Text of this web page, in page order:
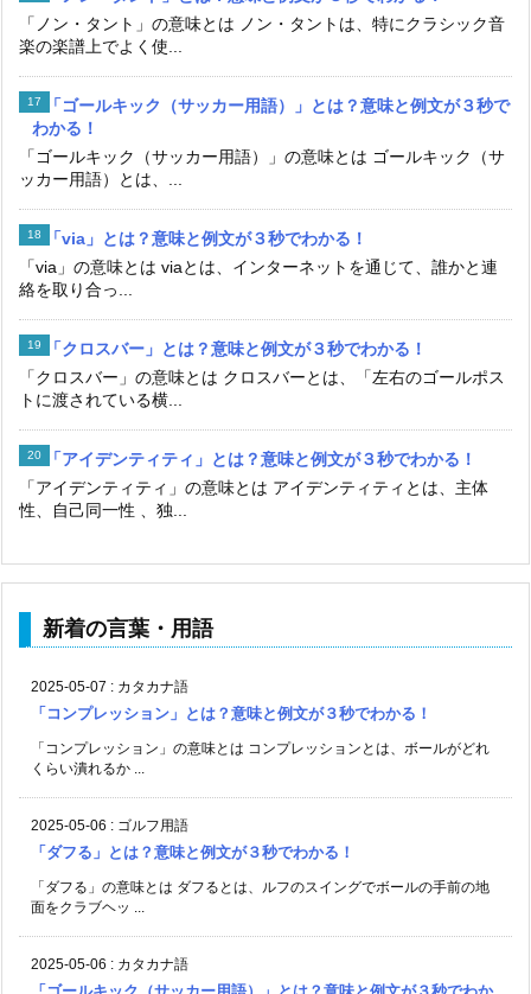
「ノン・タント」の意味とは ノン・タントは、特にクラシック音
楽の楽譜上でよく使...
「ゴールキック（サッカー用語）」とは？意味と例文が３秒で
わかる！
「ゴールキック（サッカー用語）」の意味とは ゴールキック（サ
ッカー用語）とは、...
「via」とは？意味と例文が３秒でわかる！
「via」の意味とは viaとは、インターネットを通じて、誰かと連
絡を取り合っ...
「クロスバー」とは？意味と例文が３秒でわかる！
「クロスバー」の意味とは クロスバーとは、「左右のゴールポス
トに渡されている横...
「アイデンティティ」とは？意味と例文が３秒でわかる！
「アイデンティティ」の意味とは アイデンティティとは、主体
性、自己同一性 、独...
新着の言葉・用語
2025-05-07 : カタカナ語
「コンプレッション」とは？意味と例文が３秒でわかる！
「コンプレッション」の意味とは コンプレッションとは、ボールがどれ
くらい潰れるか ...
2025-05-06 : ゴルフ用語
「ダフる」とは？意味と例文が３秒でわかる！
「ダフる」の意味とは ダフるとは、ルフのスイングでボールの手前の地
面をクラブヘッ ...
2025-05-06 : カタカナ語